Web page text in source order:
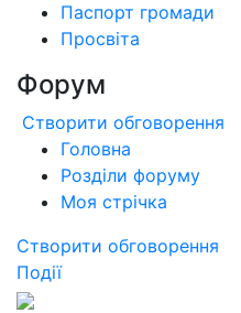
Паспорт громади
Просвіта
Форум
Створити обговорення
Головна
Розділи форуму
Моя стрічка
Створити обговорення
Події